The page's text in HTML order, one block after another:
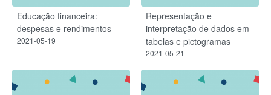
Educação financeira:
despesas e rendimentos
2021-05-19
Representação e
interpretação de dados em
tabelas e pictogramas
2021-05-21